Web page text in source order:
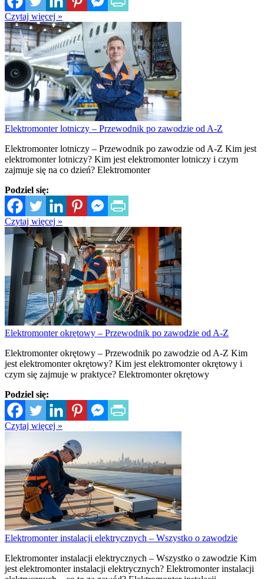
Czytaj więcej »
Elektromonter lotniczy – Przewodnik po zawodzie od A-Z
Elektromonter lotniczy – Przewodnik po zawodzie od A-Z Kim jest
elektromonter lotniczy? Kim jest elektromonter lotniczy i czym
zajmuje się na co dzień? Elektromonter
Podziel się:
Czytaj więcej »
Elektromonter okrętowy – Przewodnik po zawodzie od A-Z
Elektromonter okrętowy – Przewodnik po zawodzie od A-Z Kim
jest elektromonter okrętowy? Kim jest elektromonter okrętowy i
czym się zajmuje w praktyce? Elektromonter okrętowy
Podziel się:
Czytaj więcej »
Elektromonter instalacji elektrycznych – Wszystko o zawodzie
Elektromonter instalacji elektrycznych – Wszystko o zawodzie Kim
jest elektromonter instalacji elektrycznych? Elektromonter instalacji